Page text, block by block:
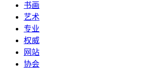
书画
艺术
专业
权威
网站
协会